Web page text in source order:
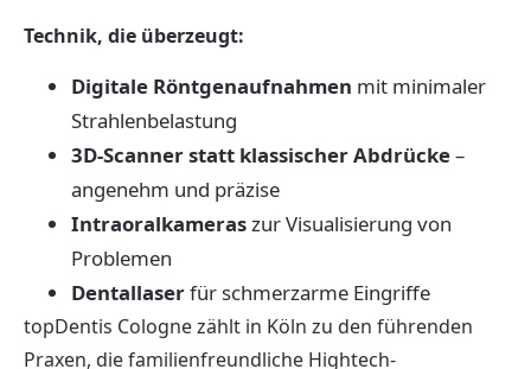
Technik, die überzeugt:
Digitale Röntgenaufnahmen mit minimaler
Strahlenbelastung
3D-Scanner statt klassischer Abdrücke–
angenehm und präzise
Intraoralkameraszur Visualisierung von
Problemen
Dentallaserfür schmerzarme Eingriffe
topDentis Cologne zählt in Köln zu den führenden
Praxen, die familienfreundliche Hightech-